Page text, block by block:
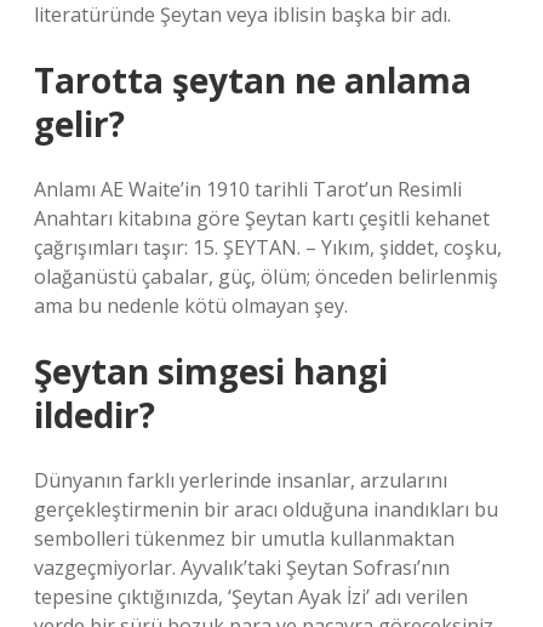
literatüründe Şeytan veya iblisin başka bir adı.
Tarotta şeytan ne anlama
gelir?
Anlamı AE Waite’in 1910 tarihli Tarot’un Resimli
Anahtarı kitabına göre Şeytan kartı çeşitli kehanet
çağrışımları taşır: 15. ŞEYTAN. – Yıkım, şiddet, coşku,
olağanüstü çabalar, güç, ölüm; önceden belirlenmiş
ama bu nedenle kötü olmayan şey.
Şeytan simgesi hangi
ildedir?
Dünyanın farklı yerlerinde insanlar, arzularını
gerçekleştirmenin bir aracı olduğuna inandıkları bu
sembolleri tükenmez bir umutla kullanmaktan
vazgeçmiyorlar. Ayvalık’taki Şeytan Sofrası’nın
tepesine çıktığınızda, ‘Şeytan Ayak İzi’ adı verilen